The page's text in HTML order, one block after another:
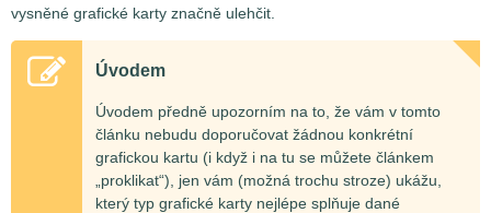
vysněné grafické karty značně ulehčit.
Úvodem
Úvodem předně upozorním na to, že vám v tomto
článku nebudu doporučovat žádnou konkrétní
grafickou kartu (i když i na tu se můžete článkem
„proklikat“), jen vám (možná trochu stroze) ukážu,
který typ grafické karty nejlépe splňuje dané